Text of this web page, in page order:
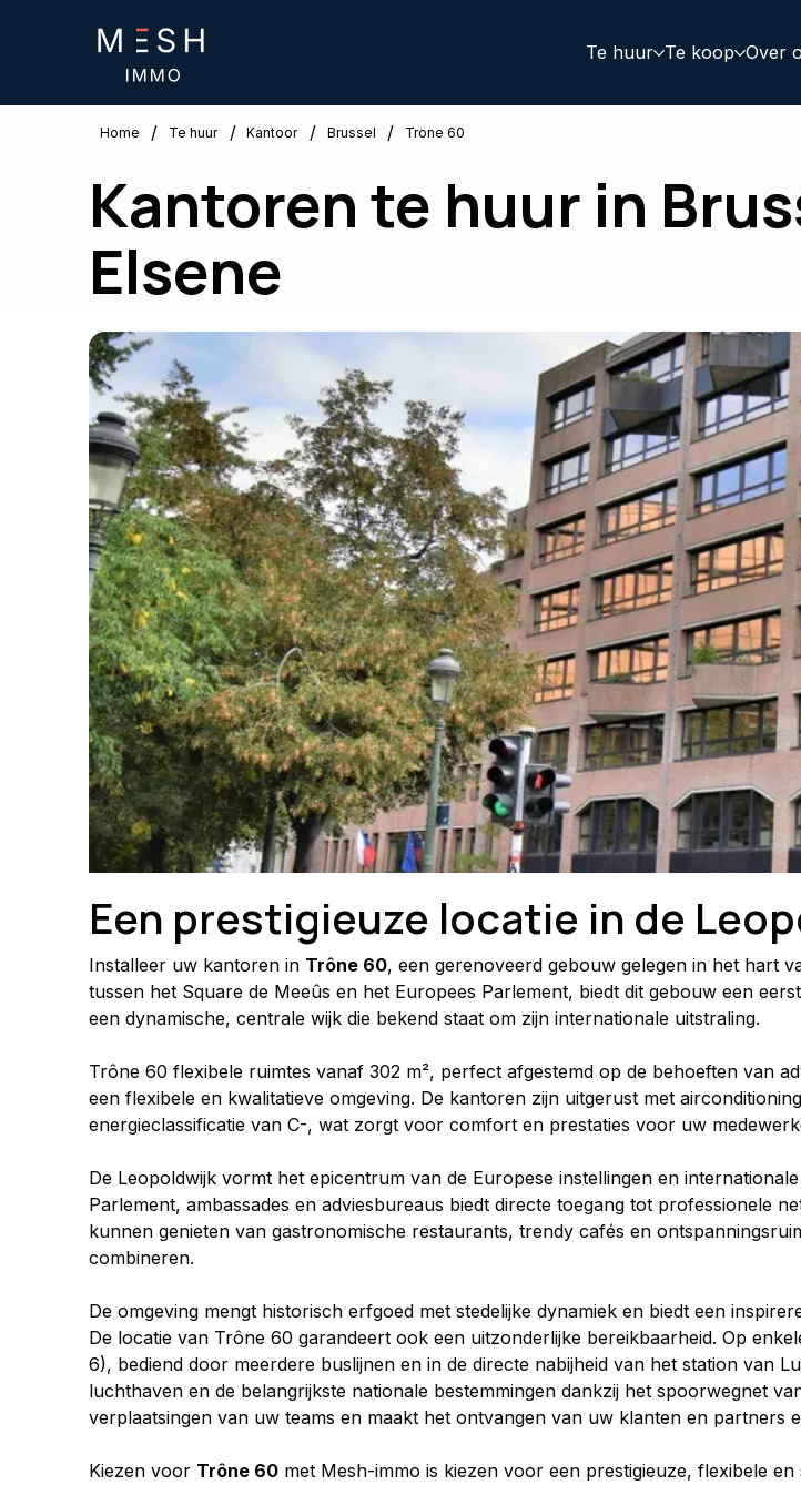
Te huur Te koop Over
Home / Te huur / Kantoor / Brussel / Trone 60
Kantoren te huur in
Elsene
Een prestigieuze locatie in de
Installeer uw kantoren in Trône 60, een gerenoveerd gebouw gelegen in het hart
tussen het Square de Meeûs en het Europees Parlement, biedt dit gebouw een
een dynamische, centrale wijk die bekend staat om zijn internationale uitstraling.
Trône 60 flexibele ruimtes vanaf 302 m², perfect afgestemd op de behoeften van
een flexibele en kwalitatieve omgeving. De kantoren zijn uitgerust met
energieclassificatie van C-, wat zorgt voor comfort en prestaties voor uw
De Leopoldwijk vormt het epicentrum van de Europese instellingen en
Parlement, ambassades en adviesbureaus biedt directe toegang tot professionele
kunnen genieten van gastronomische restaurants, trendy cafés en
combineren.
De omgeving mengt historisch erfgoed met stedelijke dynamiek en biedt een
De locatie van Trône 60 garandeert ook een uitzonderlijke bereikbaarheid. Op
6), bediend door meerdere buslijnen en in de directe nabijheid van het station van
luchthaven en de belangrijkste nationale bestemmingen dankzij het spoorwegnet
verplaatsingen van uw teams en maakt het ontvangen van uw klanten en partners
Kiezen voor Trône 60 met Mesh-immo is kiezen voor een prestigieuze, flexibele